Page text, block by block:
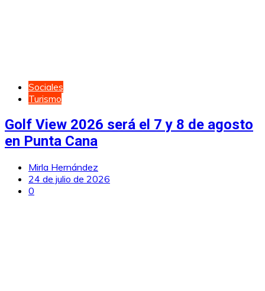
Sociales
Turismo
Golf View 2026 será el 7 y 8 de agosto
en Punta Cana
Mirla Hernández
24 de julio de 2026
0